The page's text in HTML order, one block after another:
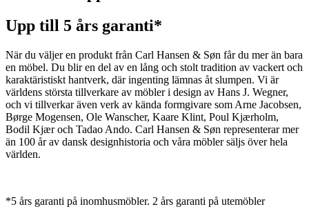
Upp till 5 års garanti*
När du väljer en produkt från Carl Hansen & Søn får du mer än bara
en möbel. Du blir en del av en lång och stolt tradition av vackert och
karaktäristiskt hantverk, där ingenting lämnas åt slumpen. Vi är
världens största tillverkare av möbler i design av Hans J. Wegner,
och vi tillverkar även verk av kända formgivare som Arne Jacobsen,
Børge Mogensen, Ole Wanscher, Kaare Klint, Poul Kjærholm,
Bodil Kjær och Tadao Ando. Carl Hansen & Søn representerar mer
än 100 år av dansk designhistoria och våra möbler säljs över hela
världen.
*5 års garanti på inomhusmöbler. 2 års garanti på utemöbler